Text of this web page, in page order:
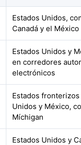
Estados Unidos,
Canadá y el
Estados Unidos y
en corredores
electrónicos
Estados
Unidos y México,
Míchigan
Estados Unidos y